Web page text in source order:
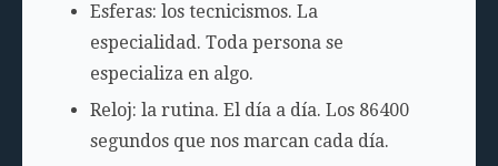
Esferas: los tecnicismos. La
especialidad. Toda persona se
especializa en algo.
Reloj: la rutina. El día a día. Los 86400
segundos que nos marcan cada día.